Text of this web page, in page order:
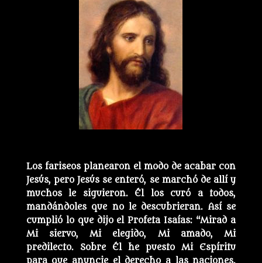
Los fariseos planearon el modo de acabar con
Jesús, pero Jesús se enteró, se marchó de allí y
muchos le siguieron. Él los curó a todos,
mandándoles que no le descubrieran. Así se
cumplió lo que dijo el Profeta Isaías: “Mirad a
Mi siervo, Mi elegido, Mi amado, Mi
predilecto. Sobre Él he puesto Mi Espíritu